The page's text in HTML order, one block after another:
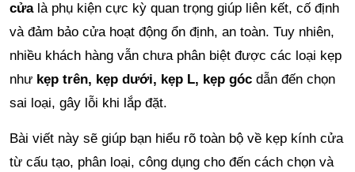
cửalà phụ kiện cực kỳ quan trọng giúp liên kết, cố định
và đảm bảo cửa hoạt động ổn định, an toàn. Tuy nhiên,
nhiều khách hàng vẫn chưa phân biệt được các loại kẹp
như kẹp trên, kẹp dưới, kẹp L, kẹp góc dẫn đến chọn
sai loại, gây lỗi khi lắp đặt.
Bài viết này sẽ giúp bạn hiểu rõ toàn bộ về kẹp kính cửa
từ cấu tạo, phân loại, công dụng cho đến cách chọn và